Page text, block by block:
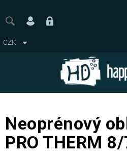
obsah
CZK
Neoprénový
PRO THERM